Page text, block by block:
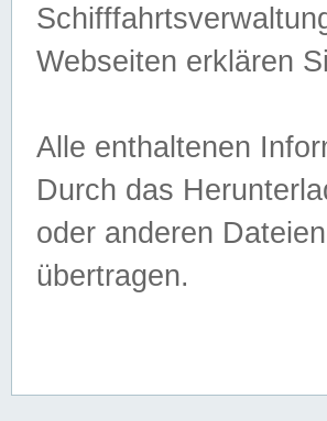
Webseiten erklären
Alle enthaltenen
Durch das
oder anderen
übertragen.